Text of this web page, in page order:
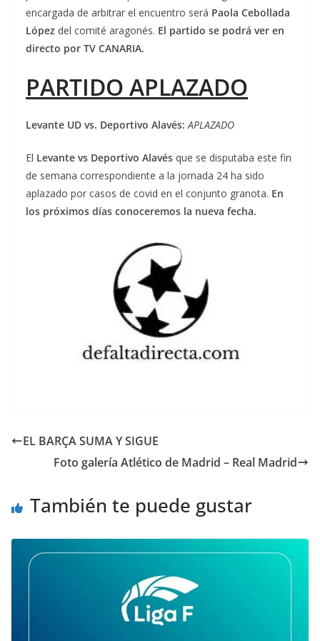
encargada de arbitrar el encuentro será Paola Cebollada
López del comité aragonés. El partido se podrá ver en
directo por TV CANARIA.
PARTIDO APLAZADO
Levante UD vs. Deportivo Alavés:APLAZADO
El Levante vs Deportivo Alavés que se disputaba este fin
de semana correspondiente a la jornada 24 ha sido
aplazado por casos de covid en el conjunto granota. En
los próximos días conoceremos la nueva fecha.
EL BARÇA SUMA Y SIGUE
Foto galería Atlético de Madrid – Real Madrid
También te puede gustar